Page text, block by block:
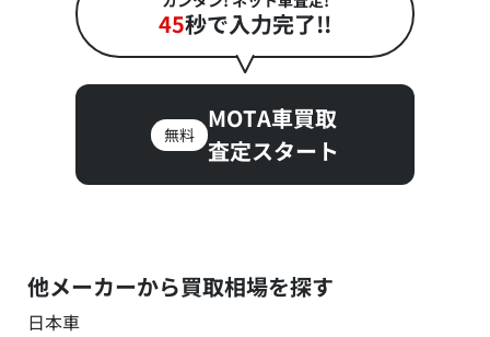
45秒で入力完了!!
無料
MOTA車買取
査定スタート
他メーカーから買取相場を探す
日本車